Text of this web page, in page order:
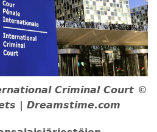
Criminal Court ©
| Dreamstime.com